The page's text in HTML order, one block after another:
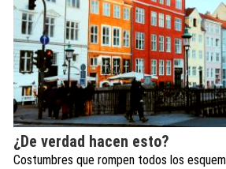
¿De verdad hacen esto?
Costumbres que rompen todos los